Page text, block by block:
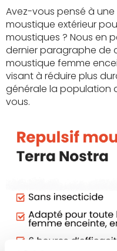
Avez-vous pensé à
moustique extérieur
moustiques ? Nous en
dernier paragraphe de
moustique femme
visant à réduire plus
générale la population
vous.